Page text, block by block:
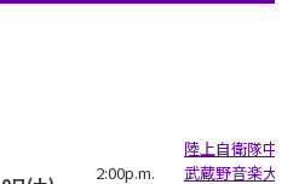
2:00p.m.
陸上自衛隊中央
武蔵野音楽大学